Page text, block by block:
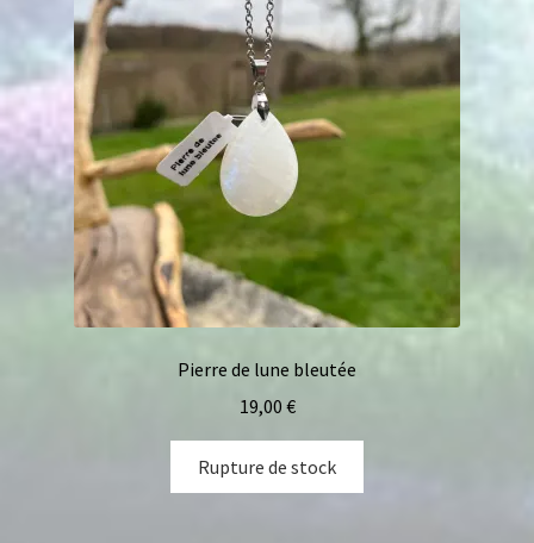
Pierre de lune bleutée
19,00 €
Rupture de stock